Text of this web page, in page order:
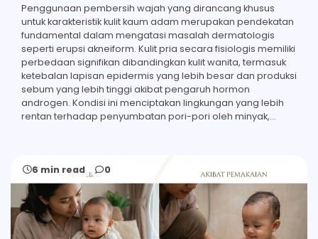
Penggunaan pembersih wajah yang dirancang khusus
untuk karakteristik kulit kaum adam merupakan pendekatan
fundamental dalam mengatasi masalah dermatologis
seperti erupsi akneiform. Kulit pria secara fisiologis memiliki
perbedaan signifikan dibandingkan kulit wanita, termasuk
ketebalan lapisan epidermis yang lebih besar dan produksi
sebum yang lebih tinggi akibat pengaruh hormon
androgen. Kondisi ini menciptakan lingkungan yang lebih
rentan terhadap penyumbatan pori-pori oleh minyak,…
6 min read 0